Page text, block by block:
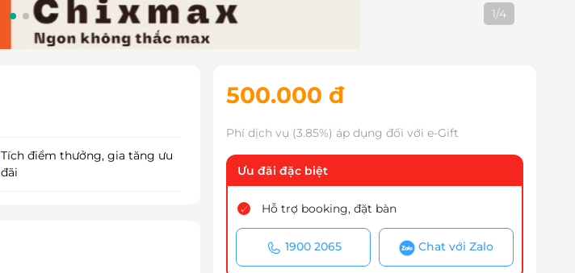
2/4
Tích điểm thưởng, gia tăng ưu
đãi
500.000 đ
Phí dịch vụ (3.85%) áp dụng đối với e-Gift
Ưu đãi đặc biệt
Hỗ trợ booking, đặt bàn
1900 2065 Chat với Zalo